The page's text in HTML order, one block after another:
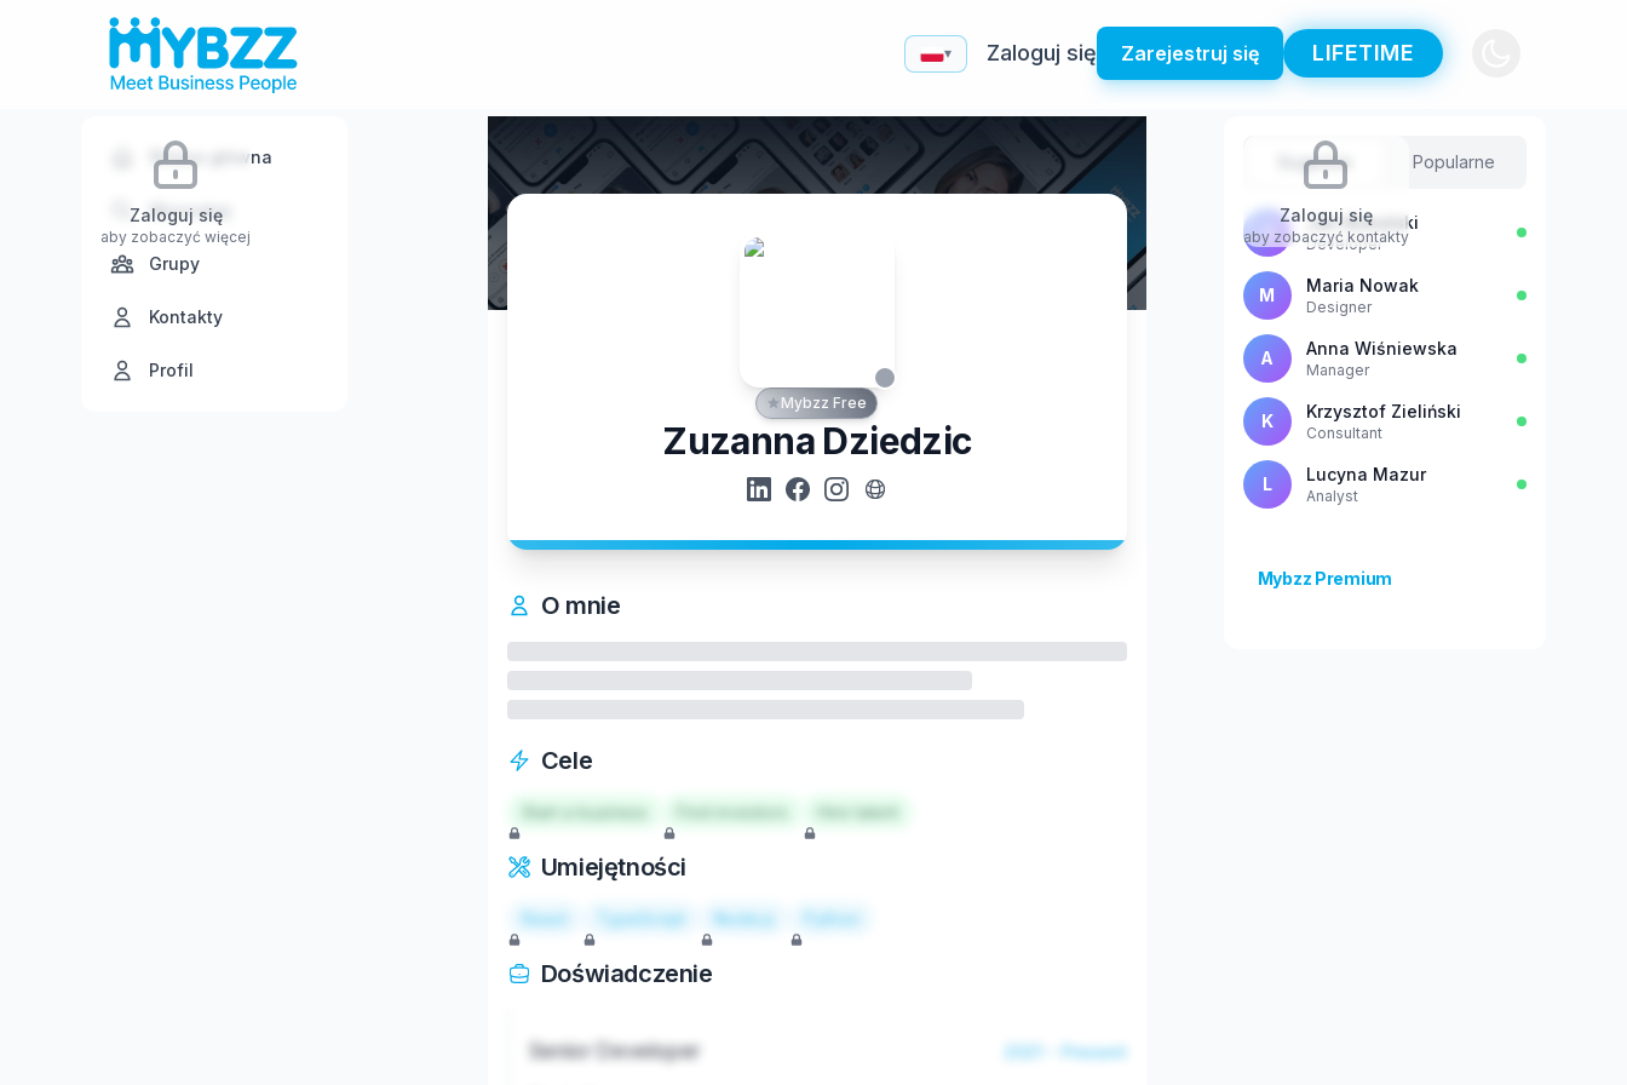
▾ Zaloguj się Zarejestruj się LIFETIME
Zaloguj się
aby zobaczyć więcej
Strona główna
Wyszukaj
Grupy
Kontakty
Profil
Mybzz Free
Zuzanna Dziedzic
O mnie
Cele
Start a business Hire talent
Umiejętności
React TypeScript Node.js Python
Doświadczenie
Senior Developer 2021 - Present
Zaloguj się
aby zobaczyć kontakty
Sugestie Popularne
J Jan Kowalski
Developer
M Maria Nowak
Designer
A Anna Wiśniewska
Manager
K Krzysztof Zieliński
Consultant
L Lucyna Mazur
Analyst
Mybzz Premium